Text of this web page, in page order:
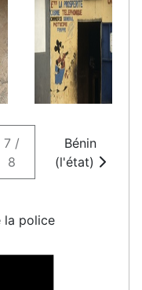
7 /
8
Bénin
(l'état)
la police